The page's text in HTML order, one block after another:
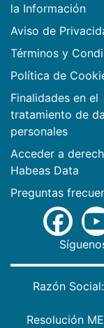
la Información
Aviso de
Términos y
Política de
Finalidades en el
tratamiento de
personales
Acceder a
Habeas Data
Preguntas
Razón
Resolución